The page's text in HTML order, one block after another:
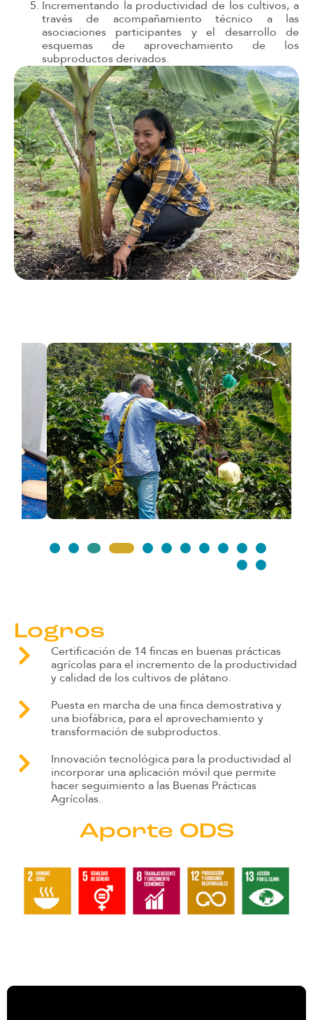
Incrementando la productividad de los cultivos, a
través de acompañamiento técnico a las
asociaciones participantes y el desarrollo de
esquemas de aprovechamiento de los
subproductos derivados.
Logros
Certificación de 14 fincas en buenas prácticas
agrícolas para el incremento de la productividad
y calidad de los cultivos de plátano.
Puesta en marcha de una finca demostrativa y
una biofábrica, para el aprovechamiento y
transformación de subproductos.
Innovación tecnológica para la productividad al
incorporar una aplicación móvil que permite
hacer seguimiento a las Buenas Prácticas
Agrícolas.
Aporte ODS